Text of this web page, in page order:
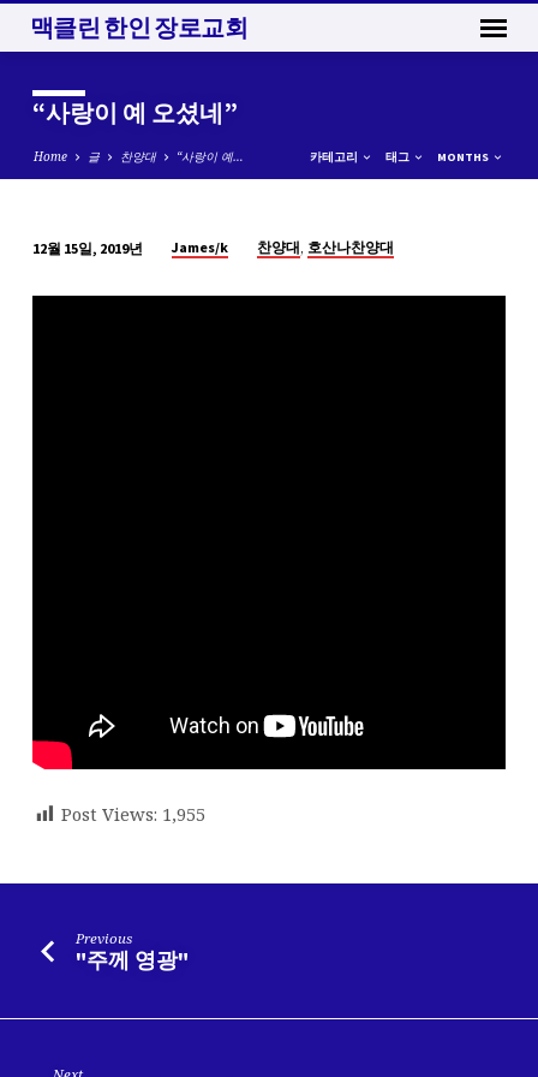
맥클린 한인 장로교회
“사랑이 예 오셨네”
Home 글 찬양대 “사랑이 예… 카테고리 태그 MONTHS
랑
12월 15일, 2019년 James/k 찬양대, 호산나찬양대
Post Views: 1,955
Previous
"주께 영광"